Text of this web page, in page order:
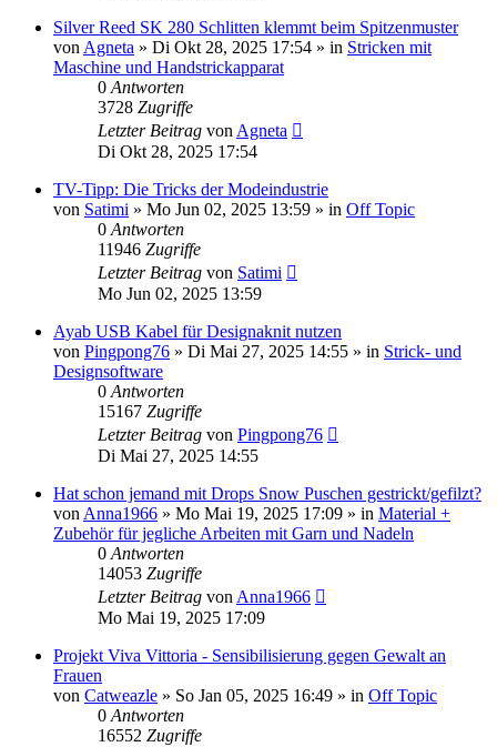
Silver Reed SK 280 Schlitten klemmt beim Spitzenmuster
von Agneta » Di Okt 28, 2025 17:54 » in Stricken mit
Maschine und Handstrickapparat
0 Antworten
3728 Zugriffe
Letzter Beitrag von Agneta
Di Okt 28, 2025 17:54
TV-Tipp: Die Tricks der Modeindustrie
von Satimi » Mo Jun 02, 2025 13:59 » in Off Topic
0 Antworten
11946 Zugriffe
Letzter Beitrag von Satimi
Mo Jun 02, 2025 13:59
Ayab USB Kabel für Designaknit nutzen
von Pingpong76 » Di Mai 27, 2025 14:55 » in Strick- und
Designsoftware
0 Antworten
15167 Zugriffe
Letzter Beitrag von Pingpong76
Di Mai 27, 2025 14:55
Hat schon jemand mit Drops Snow Puschen gestrickt/gefilzt?
von Anna1966 » Mo Mai 19, 2025 17:09 » in Material +
Zubehör für jegliche Arbeiten mit Garn und Nadeln
0 Antworten
14053 Zugriffe
Letzter Beitrag von Anna1966
Mo Mai 19, 2025 17:09
Projekt Viva Vittoria - Sensibilisierung gegen Gewalt an
Frauen
von Catweazle » So Jan 05, 2025 16:49 » in Off Topic
0 Antworten
16552 Zugriffe